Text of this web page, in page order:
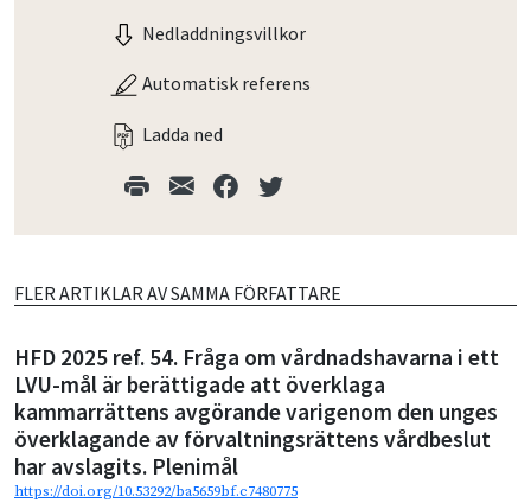
Nedladdningsvillkor
Automatisk referens
Ladda ned
FLER ARTIKLAR AV SAMMA FÖRFATTARE
HFD 2025 ref. 54. Fråga om vårdnadshavarna i ett
LVU-mål är berättigade att överklaga
kammarrättens avgörande varigenom den unges
överklagande av förvaltningsrättens vårdbeslut
har avslagits. Plenimål
https://doi.org/10.53292/ba5659bf.c7480775